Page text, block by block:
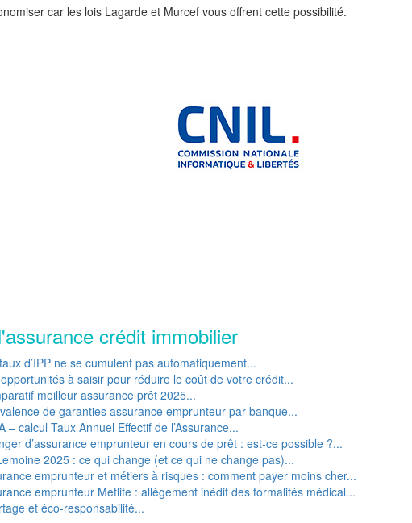
car les lois Lagarde et Murcef vous offrent cette possibilité.
crédit immobilier
d’IPP ne se cumulent pas automatiquement...
à saisir pour réduire le coût de votre crédit...
meilleur assurance prêt 2025...
de garanties assurance emprunteur par banque...
– calcul Taux Annuel Effectif de l’Assurance...
d’assurance emprunteur en cours de prêt : est-ce possible ?...
2025 : ce qui change (et ce qui ne change pas)...
emprunteur et métiers à risques : comment payer moins cher...
emprunteur Metlife : allègement inédit des formalités médical...
et éco-responsabilité...